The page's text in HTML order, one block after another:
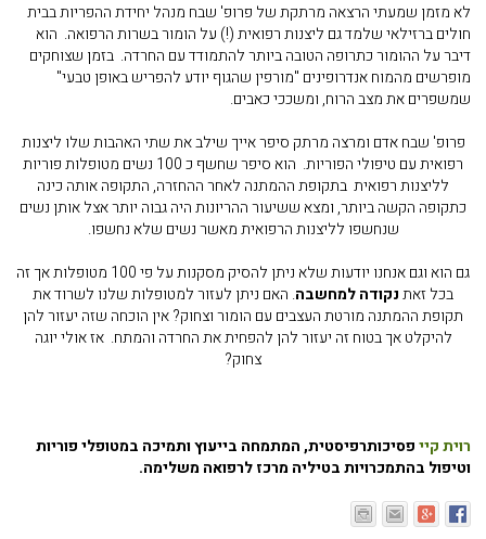
לא מזמן שמעתי הרצאה מרתקת של פרופ' שבח מנהל יחידת ההפריות בבית
חולים ברזילאי שלמד גם ליצנות רפואית (!) על הומור בשרות הרפואה. הוא
דיבר על ההומור כתרופה הטובה ביותר להתמודד עם החרדה. בזמן שצוחקים
מופרשים מהמוח אנדרופינים "מורפין שהגוף יודע להפריש באופן טבעי"
שמשפרים את מצב הרוח, ומשככי כאבים.
פרופ' שבח אדם ומרצה מרתק סיפר אייך שילב את שתי האהבות שלו ליצנות
רפואית עם טיפולי הפוריות. הוא סיפר שחשף כ 100 נשים מטופלות פוריות
לליצנות רפואית בתקופת ההמתנה לאחר ההחזרה, התקופה אותה כינה
כתקופה הקשה ביותר, ומצא ששיעור ההריונות היה גבוה יותר אצל אותן נשים
שנחשפו לליצנות הרפואית מאשר נשים שלא נחשפו.
גם הוא וגם אנחנו יודעות שלא ניתן להסיק מסקנות על פי 100 מטופלות אך זה
בכל זאתנקודה למחשבה. האם ניתן לעזור למטופלות שלנו לשרוד את
תקופת ההמתנה מורטת העצבים עם הומור וצחוק? אין הוכחה שזה יעזור להן
להיקלט אך בטוח זה יעזור להן להפחית את החרדה והמתח. אז אולי יוגה
צחוק?
רוית קייפסיכותרפיסטית, המתמחה בייעוץ ותמיכה במטופלי פוריות
וטיפול בהתמכרויות בטיליה מרכז לרפואה משלימה.